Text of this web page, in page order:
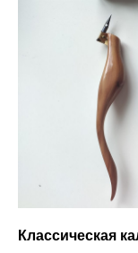
Классическая